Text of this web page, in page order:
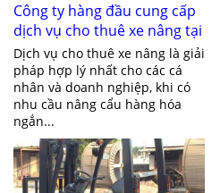
Công ty hàng đầu cung cấp
dịch vụ cho thuê xe nâng tại
Bình Dương
Dịch vụ cho thuê xe nâng là giải
pháp hợp lý nhất cho các cá
nhân và doanh nghiệp, khi có
nhu cầu nâng cẩu hàng hóa
ngắn...